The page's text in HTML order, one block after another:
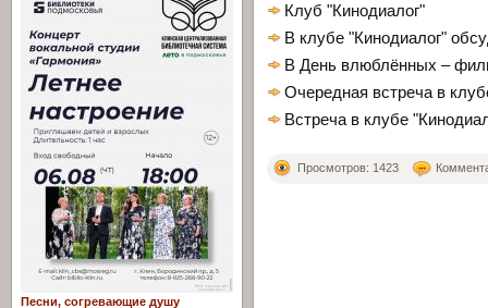
Клуб "Кинодиалог"
В клубе "Кинодиалог"
В День влюблённых –
Очередная встреча в
Встреча в клубе
Просмотров: 1423
Песни, согревающие душу